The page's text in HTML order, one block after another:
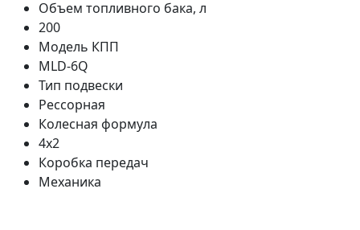
Объем топливного бака, л
200
Модель КПП
MLD-6Q
Тип подвески
Рессорная
Колесная формула
4x2
Коробка передач
Механика